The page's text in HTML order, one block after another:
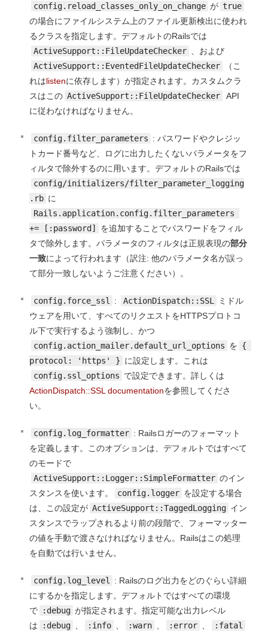
config.reload_classes_only_on_change が true
の場合にファイルシステム上のファイル更新検出に使われ
るクラスを指定します。デフォルトのRailsでは
ActiveSupport::FileUpdateChecker 、および
ActiveSupport::EventedFileUpdateChecker
（こ
れはlistenに依存します）が指定されます。カスタムクラ
スはこの ActiveSupport::FileUpdateChecker
API
に従わなければなりません。
config.filter_parameters : パスワードやクレジッ
トカード番号など、ログに出力したくないパラメータをフ
ィルタで除外するのに用います。デフォルトのRailsでは
config/initializers/filter_parameter_logging
.rb に
Rails.application.config.filter_parameters
+= [:password]
を追加することでパスワードをフィル
タで除外します。パラメータのフィルタは正規表現の部分
一致によって行われます（訳注: 他のパラメータ名が誤っ
て部分一致しないようご注意ください）。
config.force_ssl : ActionDispatch::SSL
ミドル
ウェアを用いて、すべてのリクエストをHTTPSプロトコ
ル下で実行するよう強制し、かつ
config.action_mailer.default_url_options を {
protocol: 'https' } に設定します。これは
config.ssl_options で設定できます。詳しくは
ActionDispatch::SSL documentationを参照してくださ
い。
config.log_formatter : Railsロガーのフォーマット
を定義します。このオプションは、デフォルトではすべて
のモードで
ActiveSupport::Logger::SimpleFormatter のイン
スタンスを使います。
config.logger を設定する場合
は、この設定が ActiveSupport::TaggedLogging イン
スタンスでラップされるより前の段階で、フォーマッター
の値を手動で渡さなければなりません。Railsはこの処理
を自動では行いません。
config.log_level : Railsのログ出力をどのぐらい詳細
にするかを指定します。デフォルトではすべての環境
で
:debug が指定されます。指定可能な出力レベル
は
:debug 、 :info 、 :warn 、 :error 、 :fatal